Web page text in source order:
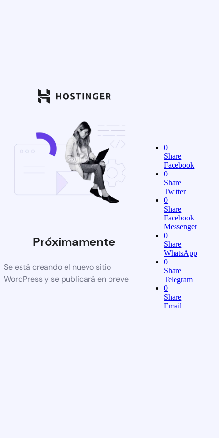
Próximamente
Se está creando el nuevo sitio
WordPress y se publicará en breve
0
Share
Facebook
0
Share
Twitter
0
Share
Facebook
Messenger
0
Share
WhatsApp
0
Share
Telegram
0
Share
Email